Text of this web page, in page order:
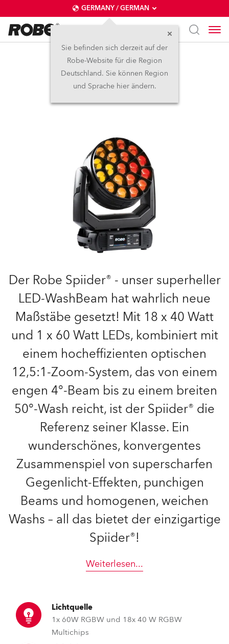
GERMANY / GERMAN
Sie befinden sich derzeit auf der
Robe-Website für die Region
Deutschland. Sie können Region
und Sprache hier ändern.
Spiider®
Der Robe Spiider® - unser superheller
LED-WashBeam hat wahrlich neue
Maßstäbe gesetzt! Mit 18 x 40 Watt
und 1 x 60 Watt LEDs, kombiniert mit
einem hocheffizienten optischen
12,5:1-Zoom-System, das von einem
engen 4°-Beam bis zu einem breiten
50°-Wash reicht, ist der Spiider® die
Referenz seiner Klasse. Ein
wunderschönes, konvergentes
Zusammenspiel von superscharfen
Gegenlicht-Effekten, punchigen
Beams und homogenen, weichen
Washs – all das bietet der einzigartige
Spiider®!
Weiterlesen...
Lichtquelle
1x 60W RGBW und 18x 40 W RGBW
Multichips